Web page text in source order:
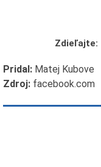
Zdieľajte:
Pridal: Matej Kubove
Zdroj: facebook.com